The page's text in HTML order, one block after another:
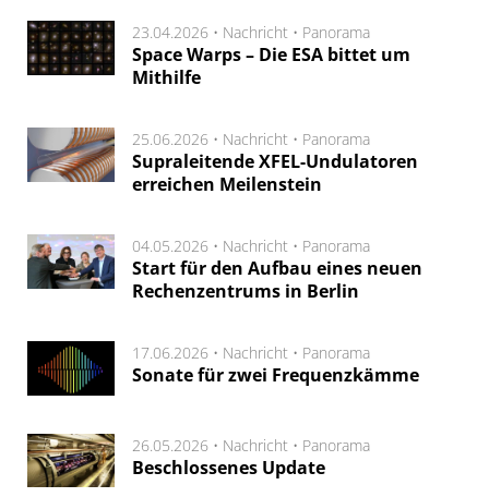
23.04.2026 • Nachricht • Panorama
Space Warps – Die ESA bittet um
Mithilfe
25.06.2026 • Nachricht • Panorama
Supraleitende XFEL-Undulatoren
erreichen Meilenstein
04.05.2026 • Nachricht • Panorama
Start für den Aufbau eines neuen
Rechenzentrums in Berlin
17.06.2026 • Nachricht • Panorama
Sonate für zwei Frequenzkämme
26.05.2026 • Nachricht • Panorama
Beschlossenes Update